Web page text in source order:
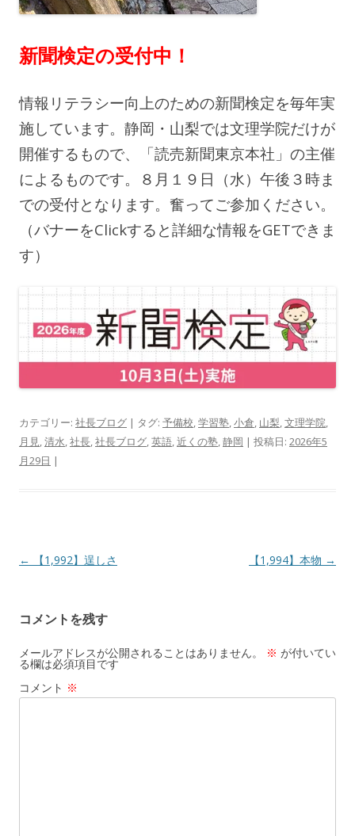
新聞検定の受付中！
情報リテラシー向上のための新聞検定を毎年実
施しています。静岡・山梨では文理学院だけが
開催するもので、「読売新聞東京本社」の主催
によるものです。８月１９日（水）午後３時ま
での受付となります。奮ってご参加ください。
（バナーをClickすると詳細な情報をGETできま
す）
カテゴリー: 社長ブログ | タグ: 予備校,学習塾,小倉, 山梨,文理学院,
月見,清水,社長,社長ブログ,英語,近くの塾,静岡 | 投稿日: 2026年5
月29日 |
投
ビ
ゲ
ー
シ
← 【1,992】逞しさ 【1,994】本物 →
コメントを残す
メールアドレスが公開されることはありません。 ※ が付いてい
る欄は必須項目です
コメント ※